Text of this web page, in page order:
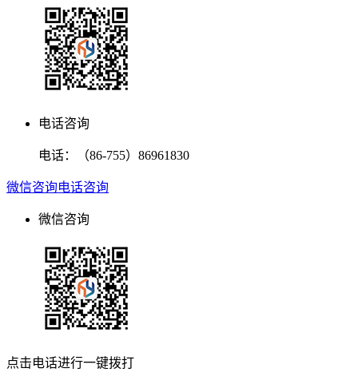
电话咨询
电话： （86-755）86961830
微信咨询电话咨询
微信咨询
点击电话进行一键拨打